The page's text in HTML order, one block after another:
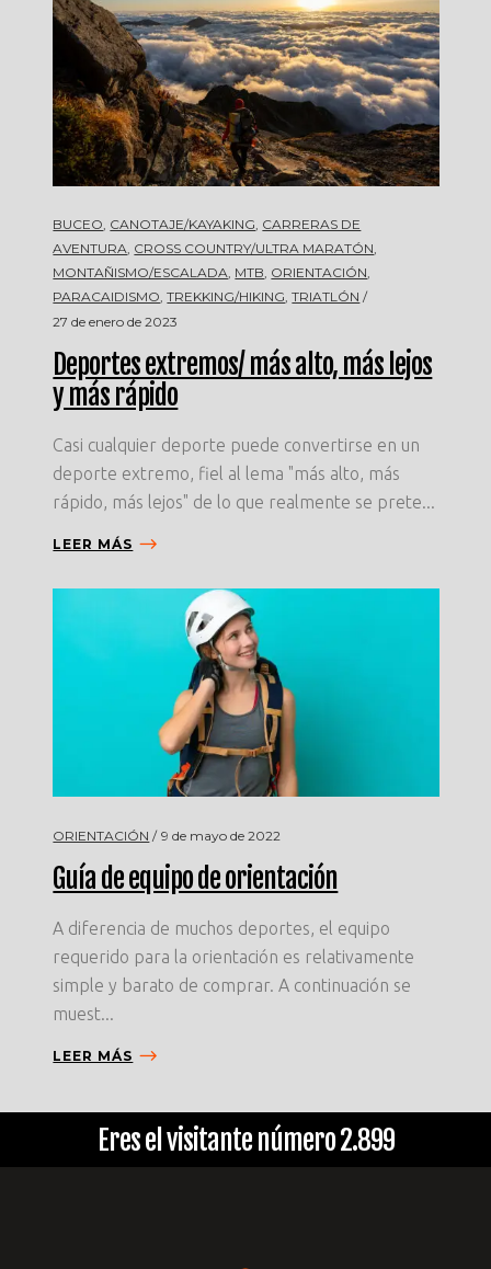
BUCEO CANOTAJE/KAYAKING CARRERAS DE
AVENTURA CROSS COUNTRY/ULTRA MARATÓN
MONTAÑISMO/ESCALADA MTB ORIENTACIÓN
PARACAIDISMO ,TREKKING/HIKING ,TRIATLÓN
27 de enero de 2023
Deportes extremos/ más alto, más lejos
y más rápido
Casi cualquier deporte puede convertirse en un
deporte extremo, fiel al lema "más alto, más
rápido, más lejos" de lo que realmente se prete...
LEER MÁS
ORIENTACIÓN 9 de mayo de 2022
Guía de equipo de orientación
A diferencia de muchos deportes, el equipo
requerido para la orientación es relativamente
simple y barato de comprar. A continuación se
muest...
LEER MÁS
Eres el visitante número 2.899